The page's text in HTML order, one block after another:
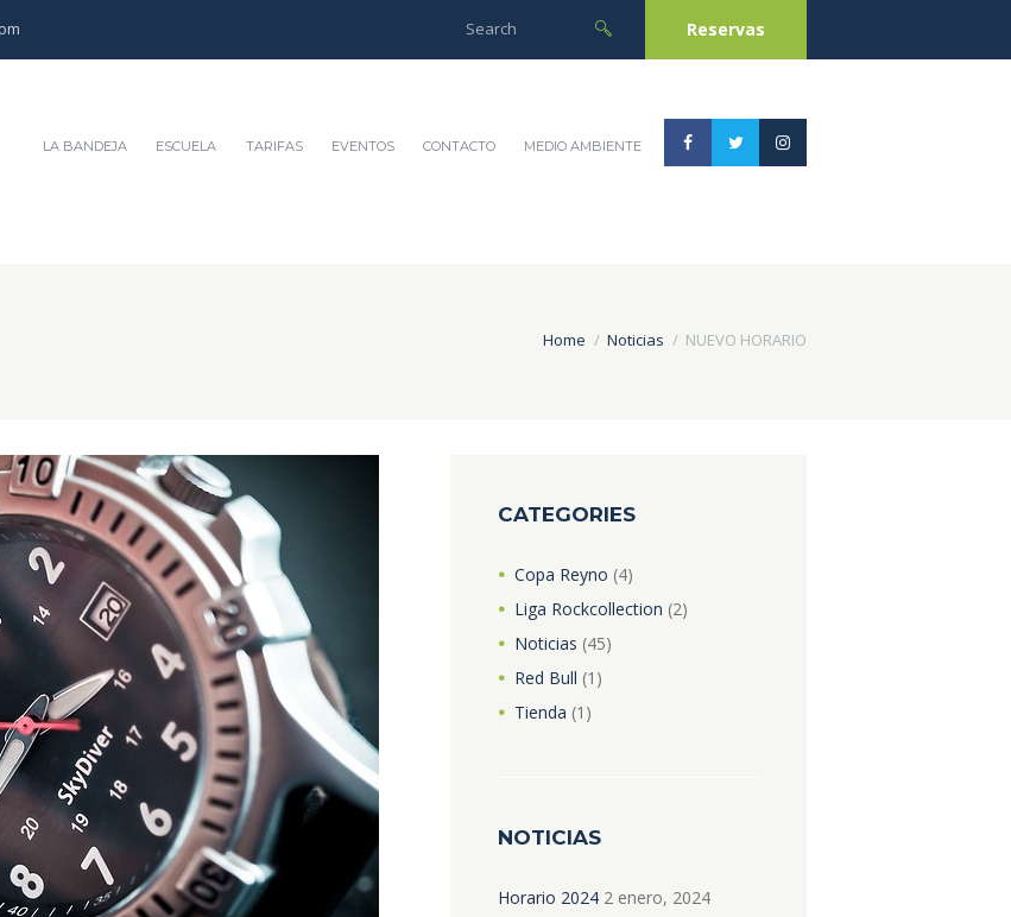
Reservas
LA BANDEJA ESCUELA TARIFAS EVENTOS CONTACTO MEDIO AMBIENTE
Home Noticias NUEVO HORARIO
CATEGORIES
Copa Reyno (4)
Liga Rockcollection (2)
Noticias (45)
Red Bull (1)
Tienda (1)
NOTICIAS
Horario 2024 2 enero, 2024